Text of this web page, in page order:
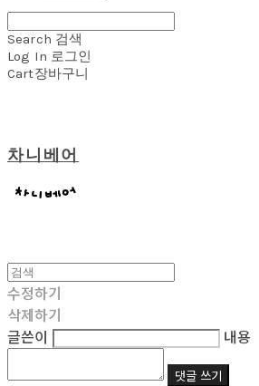
Search 검색
Log In 로그인
Cart장바구니
차니베어
수정하기
삭제하기
글쓴이
내용
댓글 쓰기